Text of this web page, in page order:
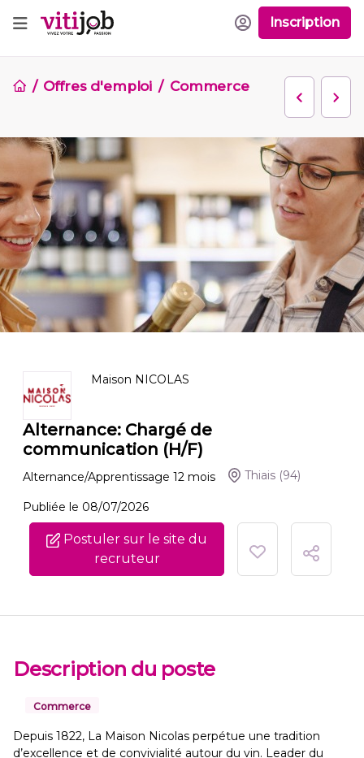
Inscription
Offres d'emploi Commerce
Maison NICOLAS
Alternance: Chargé de
communication (H/F)
Alternance/Apprentissage 12 mois Thiais (94)
Publiée le 08/07/2026
Postuler sur le site du
recruteur
Description du poste
Commerce
Depuis 1822, La Maison Nicolas perpétue une tradition
d’excellence et de convivialité autour du vin. Leader du